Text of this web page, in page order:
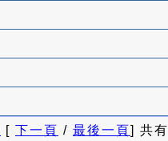
[ 下一頁 / 最後一頁] 共有